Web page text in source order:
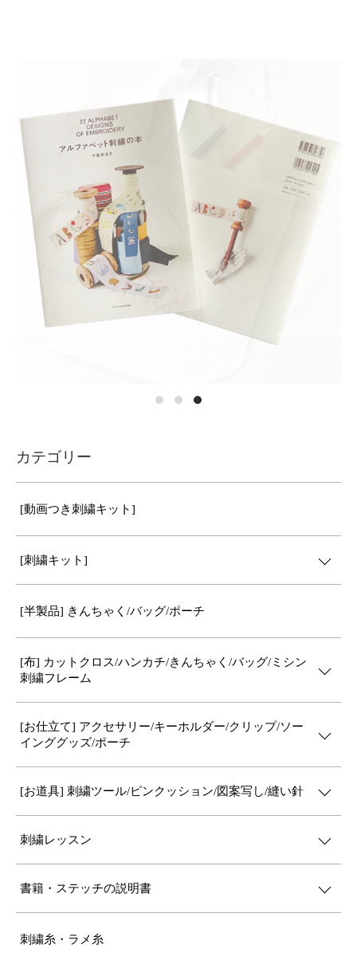
カテゴリー
[動画つき刺繍キット]
[刺繍キット]
[半製品] きんちゃく/バッグ/ポーチ
[布] カットクロス/ハンカチ/きんちゃく/バッグ/ミシン
刺繍フレーム
[お仕立て] アクセサリー/キーホルダー/クリップ/ソー
インググッズ/ポーチ
[お道具] 刺繍ツール/ピンクッション/図案写し/縫い針
刺繍レッスン
書籍・ステッチの説明書
刺繍糸・ラメ糸